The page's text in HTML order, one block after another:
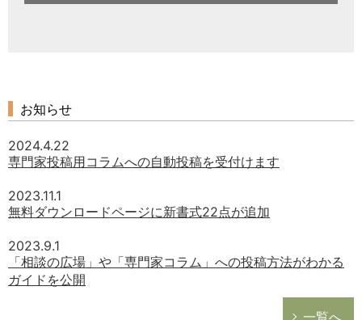
お知らせ
2024.4.22
専門家投稿用コラムへの自動投稿を受付けます
2023.11.1
無料ダウンロードページに新書式22点が追加
2023.9.1
「相談の広場」や「専門家コラム」への投稿方法がわかる
ガイドを公開